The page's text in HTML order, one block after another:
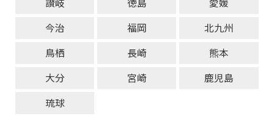
讃岐
徳島
愛媛
今治
福岡
北九州
鳥栖
長崎
熊本
大分
宮崎
鹿児島
琉球